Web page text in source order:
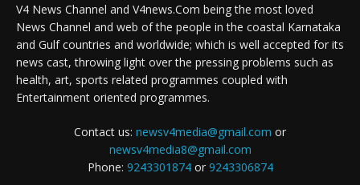
V4 News Channel and V4news.Com being the most loved
News Channel and web of the people in the coastal Karnataka
and Gulf countries and worldwide; which is well accepted for its
news cast, throwing light over the pressing problems such as
health, art, sports related programmes coupled with
Entertainment oriented programmes.
Contact us: newsv4media@gmail.com or
newsv4media8@gmail.com
Phone: 9243301874or 9243306874